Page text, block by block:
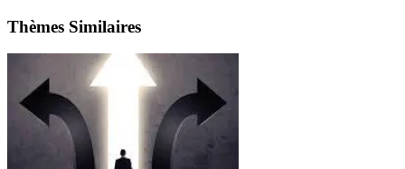
Thèmes Similaires